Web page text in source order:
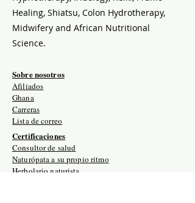
Healing, Shiatsu, Colon Hydrotherapy,
Midwifery and African Nutritional
Science.
Sobre nosotros
Afiliados
Ghana
Carreras
Lista de correo
Certificaciones
Consultor de salud
Naturópata a su propio ritmo
Herbolario naturista